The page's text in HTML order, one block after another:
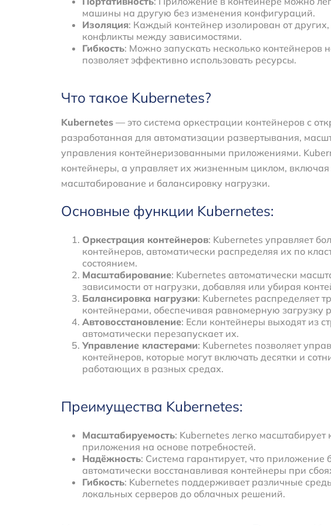
машины на другую без изменения конфигураций.
Изоляция: Каждый контейнер изолирован от
конфликты между зависимостями.
Гибкость: Можно запускать несколько контейнеров
позволяет эффективно использовать ресурсы.
Что такое Kubernetes?
Kubernetes — это система оркестрации контейнеров с
разработанная для автоматизации развертывания,
управления контейнеризованными приложениями.
контейнеры, а управляет их жизненным циклом, включая
масштабирование и балансировку нагрузки.
Основные функции Kubernetes:
Оркестрация контейнеров: Kubernetes управляет
контейнеров, автоматически распределяя их по
состоянием.
Масштабирование: Kubernetes автоматически
зависимости от нагрузки, добавляя или убирая
Балансировка нагрузки: Kubernetes распределяет
контейнерами, обеспечивая равномерную загрузку
Автовосстановление: Если контейнеры выходят из
автоматически перезапускает их.
Управление кластерами: Kubernetes позволяет
контейнеров, которые могут включать десятки и
работающих в разных средах.
Преимущества Kubernetes:
Масштабируемость: Kubernetes легко
приложения на основе потребностей.
Надёжность: Система гарантирует, что приложение
автоматически восстанавливая контейнеры при
Гибкость: Kubernetes поддерживает различные
локальных серверов до облачных решений.